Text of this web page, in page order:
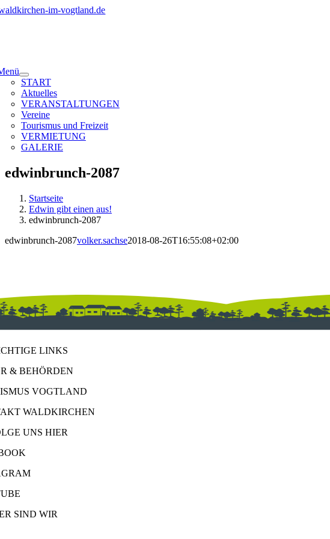
Zum
START
Aktuelles
VERANSTALTUNGEN
Vereine
Tourismus und Freizeit
VERMIETUNG
GALERIE
edwinbrunch-2087
Startseite
Edwin gibt einen aus!
edwinbrunch-2087
edwinbrunch-2087volker.sachse2018-08-26T16:55:08+02:00
LINKS
& BEHÖRDEN
VOGTLAND
WALDKIRCHEN
UNS HIER
SIND WIR